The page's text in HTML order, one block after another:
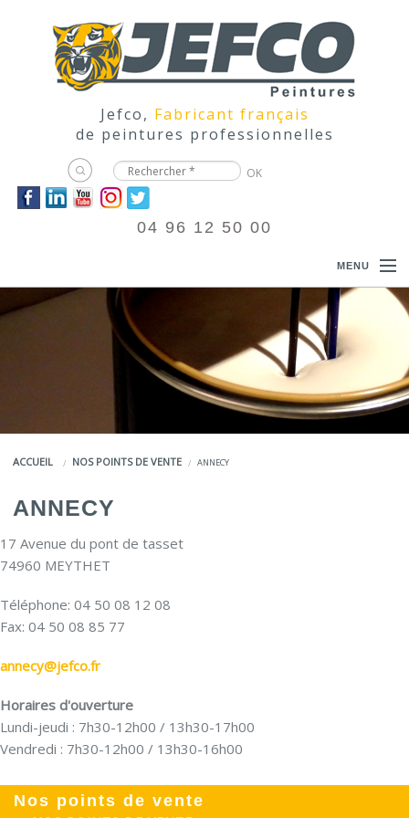
Jefco, Fabricant français
de peintures professionnelles
04 96 12 50 00
MENU
ACCUEIL
COULEURS
LA MARQUE JEFCO®
ACCUEIL NOS POINTS DE VENTE ANNECY
ANNECY
17 Avenue du pont de tasset
74960 MEYTHET
Téléphone: 04 50 08 12 08
Fax: 04 50 08 85 77
annecy@jefco.fr
Horaires d'ouverture
Lundi-jeudi : 7h30-12h00 / 13h30-17h00
Vendredi : 7h30-12h00 / 13h30-16h00
Nos points de vente